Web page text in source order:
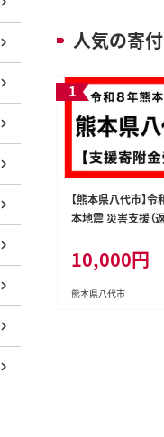
人気の寄
【熊本県八代市】令
本地震 災害支援（
10,000円
熊本県八代市